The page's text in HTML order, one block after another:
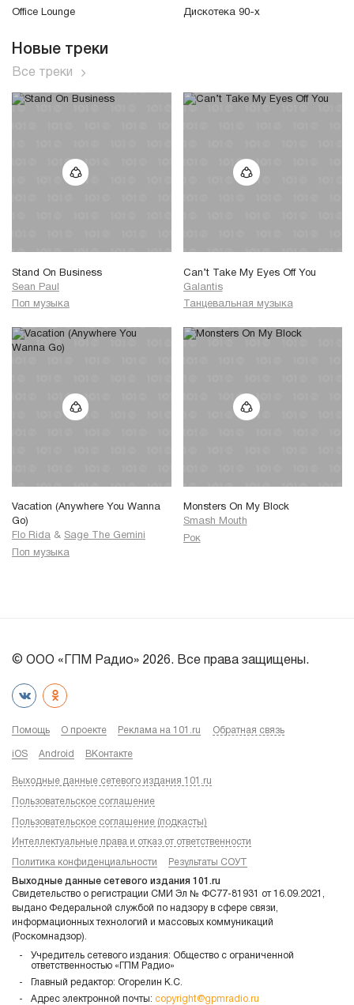
Office Lounge Дискотека 90-х
Новые треки
Все треки
Stand On Business
Sean Paul
Поп музыка
Can’t Take My Eyes Off You
Galantis
Танцевальная музыка
Vacation (Anywhere You Wanna
Go)
Flo Rida & Sage The Gemini
Поп музыка
Monsters On My Block
Smash Mouth
Рок
© ООО «ГПМ Радио» 2026. Все права защищены.
Помощь О проекте Реклама на 101.ru Обратная связь
iOS Android ВКонтакте
Выходные данные сетевого издания 101.ru
Пользовательское соглашение
Пользовательское соглашение (подкасты)
Интеллектуальные права и отказ от ответственности
Политика конфиденциальности Результаты СОУТ
Выходные данные сетевого издания 101.ru
Свидетельство о регистрации СМИ Эл № ФС77-81931 от 16.09.2021,
выдано Федеральной службой по надзору в сфере связи,
информационных технологий и массовых коммуникаций
(Роскомнадзор).
Учредитель сетевого издания: Общество с ограниченной
ответственностью «ГПМ Радио»
Главный редактор: Огорелин К.С.
Адрес электронной почты: copyright@gpmradio.ru